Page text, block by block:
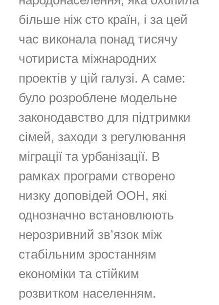
більше ніж сто країн, і за цей
час виконала понад тисячу
чотириста міжнародних
проектів у цій галузі. А саме:
було розроблене модельне
законодавство для підтримки
сімей, заходи з регулювання
міграції та урбанізації. В
рамках програми створено
низку доповідей ООН, які
однозначно встановлюють
нерозривний зв’язок між
стабільним зростанням
економіки та стійким
розвитком населенням.